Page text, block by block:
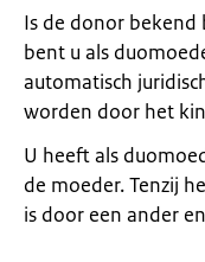
Is de donor bekend
bent u als
automatisch
worden door het
U heeft als
de moeder. Tenzij
is door een ander